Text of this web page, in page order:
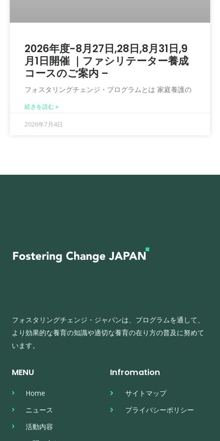
2026年度-8月27日,28日,8月31日,9
月1日開催 ｜ファシリテーター養成
コースのご案内 –
フォスタリングチェンジ・プログラムとは 家庭養護の
続きを読む »
2026年7月4日
フォスタリングチェンジ・ジャパンは、プログラムを通して、
より効果的な養育の知識や適切な養育の在り方の普及に努めて
います。
MENU
Home
ニュース
活動内容
Infromation
サイトマップ
プライバシーポリシー